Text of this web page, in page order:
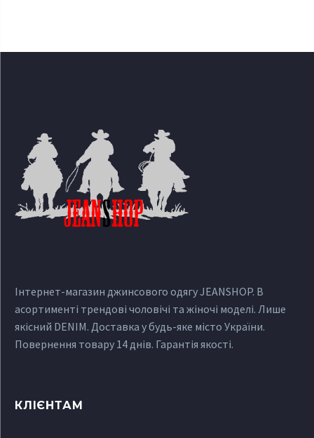
Інтернет-магазин джинсового одягу JEANSHOP. В
асортименті трендові чоловічі та жіночі моделі. Лише
якісний DENIM. Доставка у будь-яке місто України.
Повернення товару 14 днів. Гарантія якості.
КЛІЄНТАМ